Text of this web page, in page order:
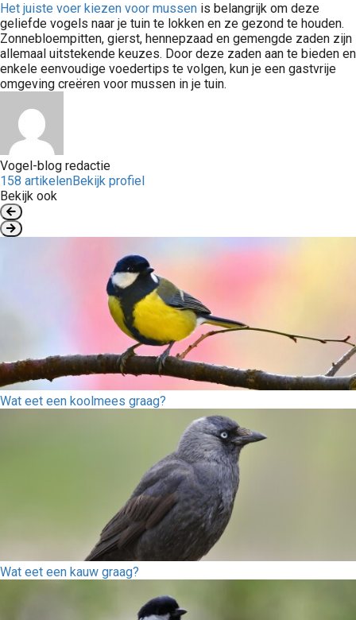
Het juiste voer kiezen voor mussen is belangrijk om deze
geliefde vogels naar je tuin te lokken en ze gezond te houden.
Zonnebloempitten, gierst, hennepzaad en gemengde zaden zijn
allemaal uitstekende keuzes. Door deze zaden aan te bieden en
enkele eenvoudige voedertips te volgen, kun je een gastvrije
omgeving creëren voor mussen in je tuin.
Vogel-blog redactie
158 artikelenBekijk profiel
Bekijk ook
Wat eet een koolmees graag?
Wat eet een kauw graag?